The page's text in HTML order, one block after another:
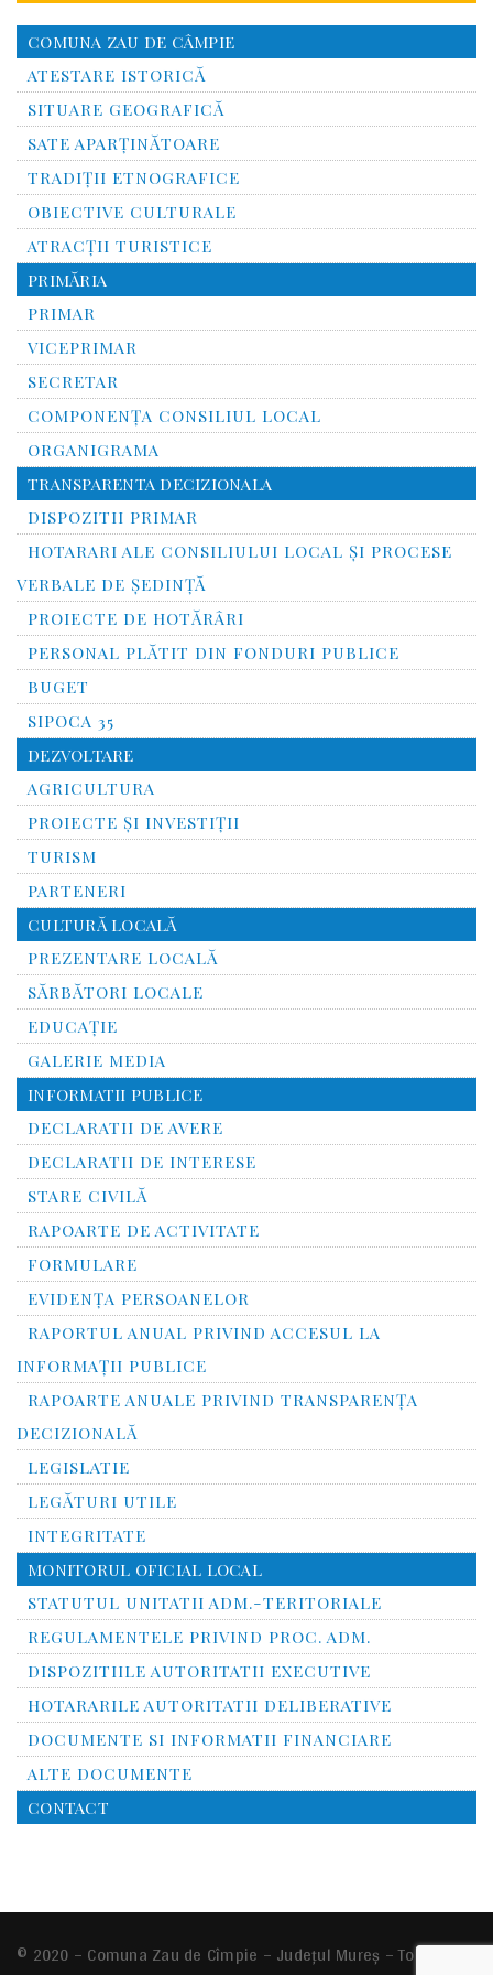
COMUNA ZAU DE CÂMPIE
ATESTARE ISTORICĂ
SITUARE GEOGRAFICĂ
SATE APARȚINĂTOARE
TRADIȚII ETNOGRAFICE
OBIECTIVE CULTURALE
ATRACȚII TURISTICE
PRIMĂRIA
PRIMAR
VICEPRIMAR
SECRETAR
COMPONENȚA CONSILIUL LOCAL
ORGANIGRAMA
TRANSPARENTA DECIZIONALA
DISPOZITII PRIMAR
HOTARARI ALE CONSILIULUI LOCAL ȘI PROCESE
VERBALE DE ȘEDINȚĂ
PROIECTE DE HOTĂRÂRI
PERSONAL PLĂTIT DIN FONDURI PUBLICE
BUGET
SIPOCA 35
DEZVOLTARE
AGRICULTURA
PROIECTE ȘI INVESTIȚII
TURISM
PARTENERI
CULTURĂ LOCALĂ
PREZENTARE LOCALĂ
SĂRBĂTORI LOCALE
EDUCAȚIE
GALERIE MEDIA
INFORMATII PUBLICE
DECLARATII DE AVERE
DECLARATII DE INTERESE
STARE CIVILĂ
RAPOARTE DE ACTIVITATE
FORMULARE
EVIDENȚA PERSOANELOR
RAPORTUL ANUAL PRIVIND ACCESUL LA
INFORMAŢII PUBLICE
RAPOARTE ANUALE PRIVIND TRANSPARENŢA
DECIZIONALĂ
LEGISLATIE
LEGĂTURI UTILE
INTEGRITATE
MONITORUL OFICIAL LOCAL
STATUTUL UNITATII ADM.-TERITORIALE
REGULAMENTELE PRIVIND PROC. ADM.
DISPOZITIILE AUTORITATII EXECUTIVE
HOTARARILE AUTORITATII DELIBERATIVE
DOCUMENTE SI INFORMATII FINANCIARE
ALTE DOCUMENTE
CONTACT
© 2020 – Comuna Zau de Cîmpie – Județul Mureș – Toate